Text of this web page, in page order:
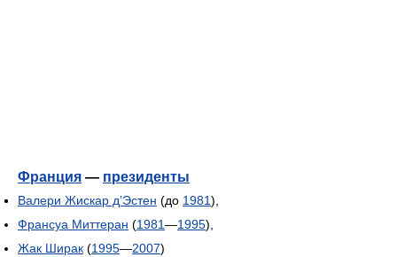
Франция — президенты
Валери Жискар д’Эстен (до 1981),
Франсуа Миттеран (1981—1995),
Жак Ширак (1995—2007)